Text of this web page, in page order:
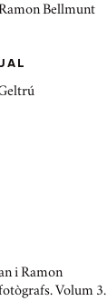
Bellmunt
i Ramon
Volum 3.